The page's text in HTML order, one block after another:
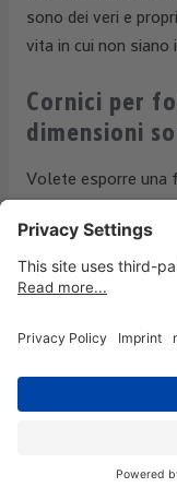
sono dei veri e
vita in cui non siano
Cornici per
dimensioni
Volete esporre una
collage di foto sulla
applicazione esiste
distingue tra le
singola o per
ospitare immagini di
collage, foto,
un'ampia gamma